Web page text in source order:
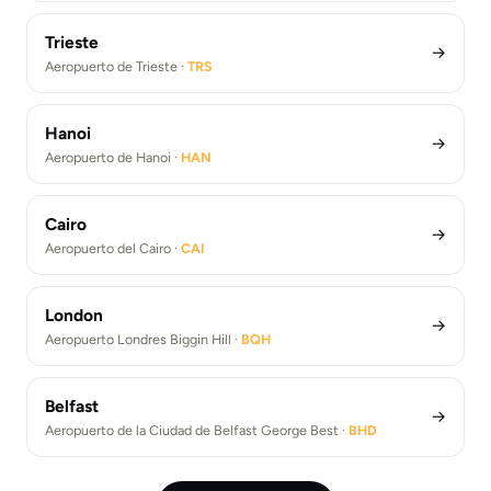
Trieste
Aeropuerto de Trieste · TRS
→
Hanoi
Aeropuerto de Hanoi · HAN
→
Cairo
Aeropuerto del Cairo · CAI
→
London
Aeropuerto Londres Biggin Hill · BQH
→
Belfast
Aeropuerto de la Ciudad de Belfast George Best · BHD
→